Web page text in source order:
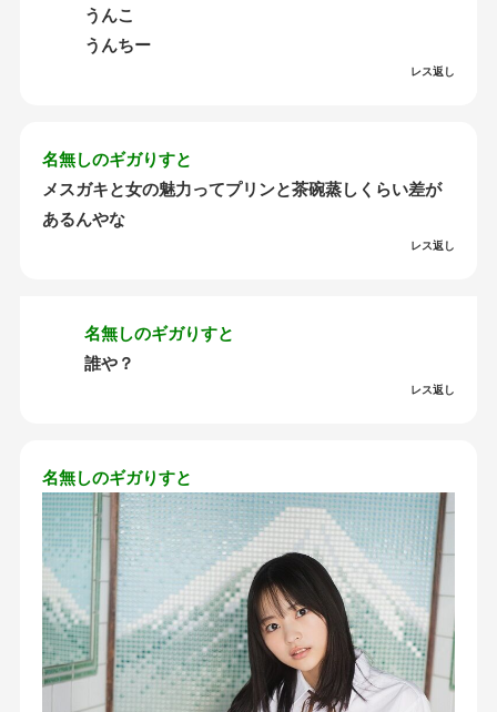
うんこ
うんちー
レス返し
名無しのギガりすと
メスガキと女の魅力ってプリンと茶碗蒸しくらい差が
あるんやな
レス返し
名無しのギガりすと
誰や？
レス返し
名無しのギガりすと